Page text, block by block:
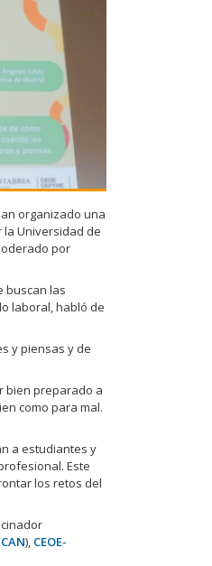
organizado una
la Universidad de
por
buscan las
laboral, habló de
y piensas y de
bien preparado a
como para mal.
a estudiantes y
Este
los retos del
), CEOE-